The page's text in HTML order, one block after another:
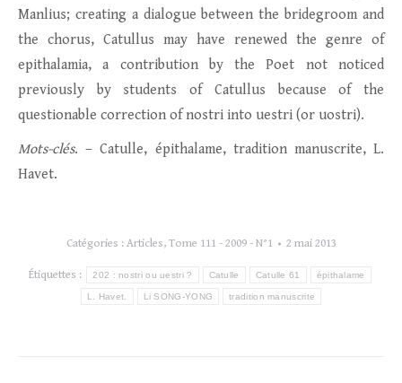
Manlius; creating a dialogue between the bridegroom and
the chorus, Catullus may have renewed the genre of
epithalamia, a contribution by the Poet not noticed
previously by students of Catullus because of the
questionable correction of nostri into uestri (or uostri).
Mots-clés. – Catulle, épithalame, tradition manuscrite, L.
Havet.
Catégories : Articles, Tome 111 - 2009 - N°1 2 mai 2013
Étiquettes : 202 : nostri ou uestri ? Catulle Catulle 61 épithalame
L. Havet. Li SONG-YONG tradition manuscrite